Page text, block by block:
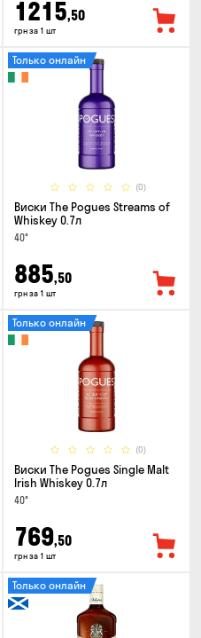
1215,50
грн за 1 шт
(0)
Только онлайн
Виски The Pogues Streams of
Whiskey 0.7л
40°
885,50
грн за 1 шт
(0)
Только онлайн
Виски The Pogues Single Malt
Irish Whiskey 0.7л
40°
769,50
грн за 1 шт
Только онлайн